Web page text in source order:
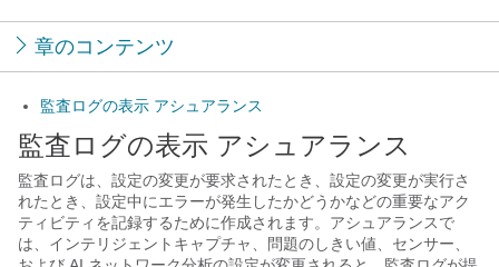
章のコンテンツ
監査ログの表示 アシュアランス
監査ログの表示 アシュアランス
監査ログは、設定の変更が要求されたとき、設定の変更が実行さ
れたとき、設定中にエラーが発生したかどうかなどの重要なアク
ティビティを記録するために作成されます。 アシュアランスで
は、インテリジェントキャプチャ、問題のしきい値、センサー、